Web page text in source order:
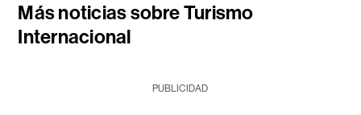
Más noticias sobre Turismo
Internacional
PUBLICIDAD